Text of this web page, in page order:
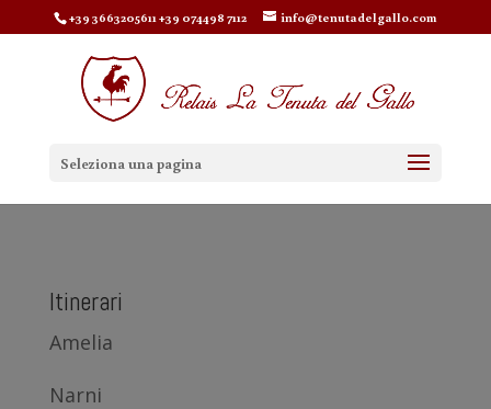
+39 3663205611 +39 074498 7112 info@tenutadelgallo.com
Seleziona una pagina
Itinerari
Amelia
Narni